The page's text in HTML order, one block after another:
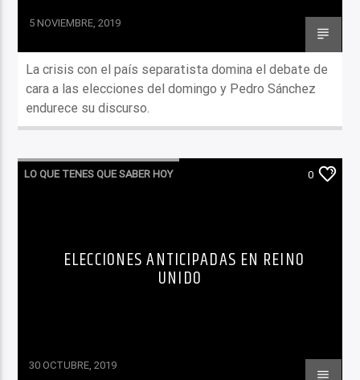
5 NOVIEMBRE, 2019
La crisis con el país separatista domina el debate de
cara a las elecciones del domingo y Pedro Sánchez
endurece su discurso.
LO QUE TENES QUE SABER HOY 0
ELECCIONES ANTICIPADAS EN REINO
UNIDO
30 OCTUBRE, 2019